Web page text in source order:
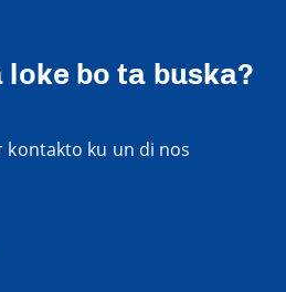
loke bo ta buska?
kontakto ku un di nos